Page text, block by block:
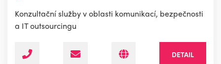
Konzultační služby v oblasti komunikací, bezpečnosti
a IT outsourcingu
DETAIL